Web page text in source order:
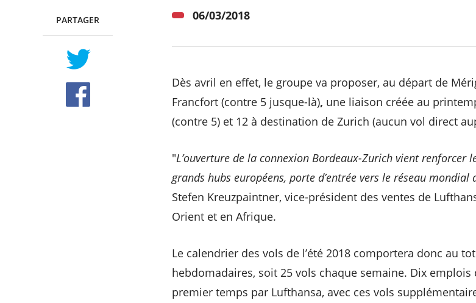
PARTAGER
TWITTER
FACEBOOK
06/03/2018
Dès avril en effet, le groupe va proposer, au départ de
Francfort (contre 5 jusque-là), une liaison créée au
(contre 5) et 12 à destination de Zurich (aucun vol direct
"L’ouverture de la connexion Bordeaux-Zurich vient renforcer
grands hubs européens, porte d’entrée vers le réseau mondial
Stefen Kreuzpaintner, vice-président des ventes de
Orient et en Afrique.
Le calendrier des vols de l’été 2018 comportera donc au
hebdomadaires, soit 25 vols chaque semaine. Dix emplois
premier temps par Lufthansa, avec ces vols